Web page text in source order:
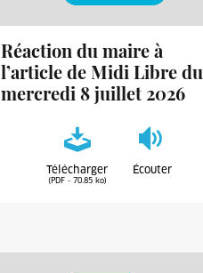
Réaction du maire à
l’article de Midi Libre du
mercredi 8 juillet 2026
Télécharger
(PDF - 70.85 ko)
Écouter